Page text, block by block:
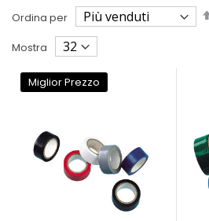
Ordina per
Mostra
Miglior Prezzo